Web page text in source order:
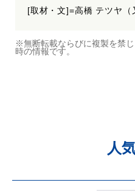
[取材・文]=高橋 テツヤ
※無断転載ならびに複製を禁
時の情報です。
人